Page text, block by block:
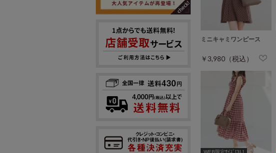
ミニキャミワンピース
￥3,980（税込）
WEB限定ｻｲｽﾞ[3L]